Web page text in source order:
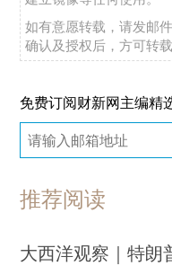
如有意愿转载，请发邮
确认及授权后，方可转载
免费订阅财新网主编精
推荐阅读
大西洋观察｜特朗